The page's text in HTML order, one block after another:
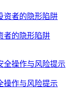
者的隐形陷阱
操作与风险提示